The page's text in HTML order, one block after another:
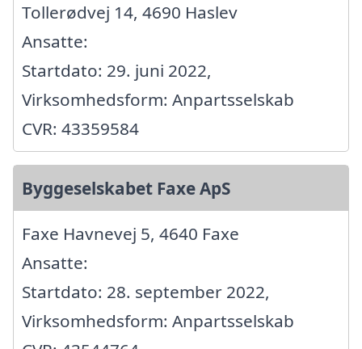
Tollerødvej 14, 4690 Haslev
Ansatte:
Startdato: 29. juni 2022,
Virksomhedsform: Anpartsselskab
CVR: 43359584
Byggeselskabet Faxe ApS
Faxe Havnevej 5, 4640 Faxe
Ansatte:
Startdato: 28. september 2022,
Virksomhedsform: Anpartsselskab